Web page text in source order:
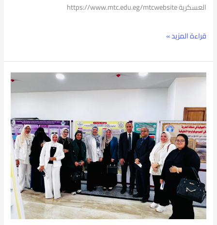
العسكرية https://www.mtc.edu.eg/mtcwebsite
قراءة المزيد »
الفائزين
المؤتمر
السنوى
للدراسات
العليا
تحت
عنوان